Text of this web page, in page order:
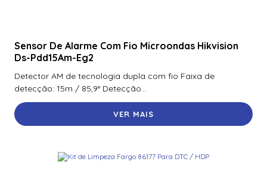
Sensor De Alarme Com Fio Microondas Hikvision
Ds-Pdd15Am-Eg2
Detector AM de tecnologia dupla com fio Faixa de
detecção: 15m / 85,9° Detecção...
VER MAIS